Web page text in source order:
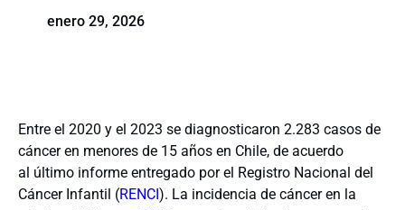
enero 29, 2026
Entre el 2020 y el 2023 se diagnosticaron 2.283 casos de
cáncer en menores de 15 años en Chile, de acuerdo
al último informe entregado por el Registro Nacional del
Cáncer Infantil (RENCI). La incidencia de cáncer en la